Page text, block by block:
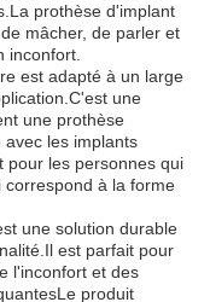
prothèse d'implant
mâcher, de parler et
inconfort.
est adapté à un large
une
une prothèse
les implants
pour les personnes qui
à la forme
une solution durable
est parfait pour
l'inconfort et des
produit